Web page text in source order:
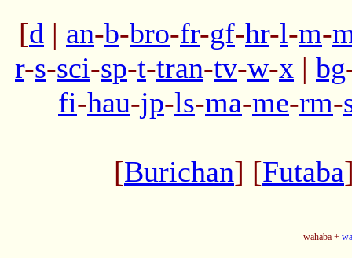
[d | an-b-bro-fr-gf-hr-l-m-
r-s-sci-sp-t-tran-tv-w-x | bg
fi-hau-jp-ls-ma-me-rm-
[Burichan] [Futaba
- wahaba +